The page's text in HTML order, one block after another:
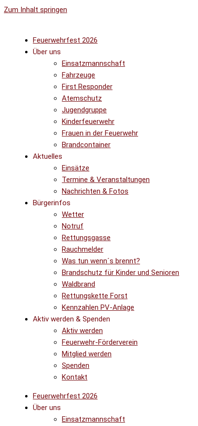
Zum Inhalt springen
Feuerwehrfest 2026
Über uns
Einsatzmannschaft
Fahrzeuge
First Responder
Atemschutz
Jugendgruppe
Kinderfeuerwehr
Frauen in der Feuerwehr
Brandcontainer
Aktuelles
Einsätze
Termine & Veranstaltungen
Nachrichten & Fotos
Bürgerinfos
Wetter
Notruf
Rettungsgasse
Rauchmelder
Was tun wenn´s brennt?
Brandschutz für Kinder und Senioren
Waldbrand
Rettungskette Forst
Kennzahlen PV-Anlage
Aktiv werden & Spenden
Aktiv werden
Feuerwehr-Förderverein
Mitglied werden
Spenden
Kontakt
Feuerwehrfest 2026
Über uns
Einsatzmannschaft